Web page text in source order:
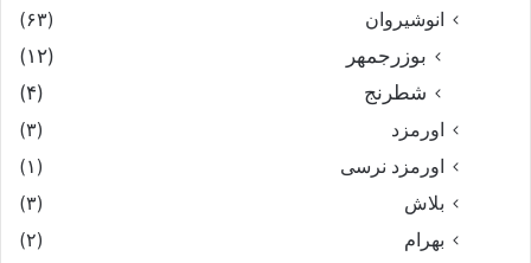
انوشیروان
(۶۳)
بوزرجمهر
(۱۲)
شطرنج
(۴)
اورمزد
(۳)
اورمزد نرسى‏
(۱)
بلاش
(۳)
بهرام
(۲)